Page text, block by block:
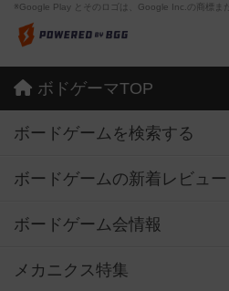
※Google Play とそのロゴは、Google Inc.の商標ま
ボドゲーマTOP
ボードゲームを検索する
ボードゲームの新着レビュー
ボードゲーム会情報
メカニクス特集